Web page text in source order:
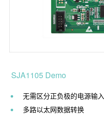
SJA1105 Demo
无需区分正负极的电源输入
多路以太网数据转换